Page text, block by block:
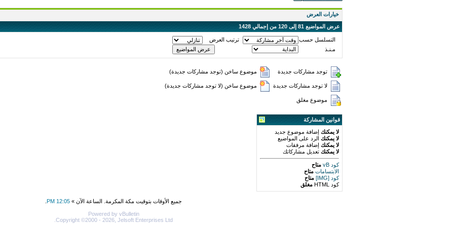
خيارات العرض
عرض المواضيع 81 إلى 120 من إجمالي 1428
التسلسل حسب
ترتيب العرض
مـنـذ
توجد مشاركات جديدة موضوع ساخن (توجد مشاركات جديدة)
لا توجد مشاركات جديدة موضوع ساخن (لا توجد مشاركات جديدة)
موضوع مغلق
قوانين المشاركة
لا يمكنك إضافة موضوع جديد
لا يمكنك الرد على المواضيع
لا يمكنك إضافة مرفقات
لا يمكنك تعديل مشاركاتك
كود vB
متاح
الابتسامات متاح
كود [IMG]
متاح
كود HTML
مغلق
جميع الأوقات بتوقيت مكة المكرمة. الساعة الآن » 12:05 PM
Powered by vBulletin
Copyright ©2000 - 2026, Jelsoft Enterprises Ltd.